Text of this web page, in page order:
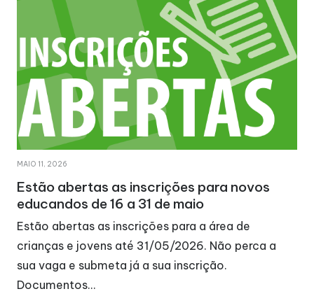
MAIO 11, 2026
Estão abertas as inscrições para novos
educandos de 16 a 31 de maio
Estão abertas as inscrições para a área de
crianças e jovens até 31/05/2026. Não perca a
sua vaga e submeta já a sua inscrição.
Documentos…